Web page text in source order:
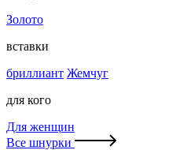
Золото
вставки
бриллиант Жемчуг
для кого
Для женщин
Все шнурки